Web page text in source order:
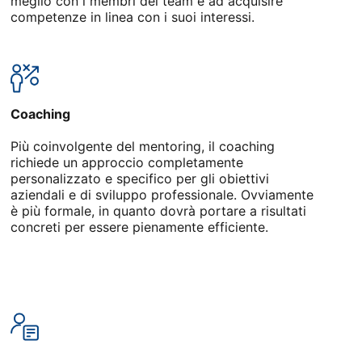
competenze in linea con i suoi interessi.
Coaching
Più coinvolgente del mentoring, il coaching
richiede un approccio completamente
personalizzato e specifico per gli obiettivi
aziendali e di sviluppo professionale. Ovviamente
è più formale, in quanto dovrà portare a risultati
concreti per essere pienamente efficiente.